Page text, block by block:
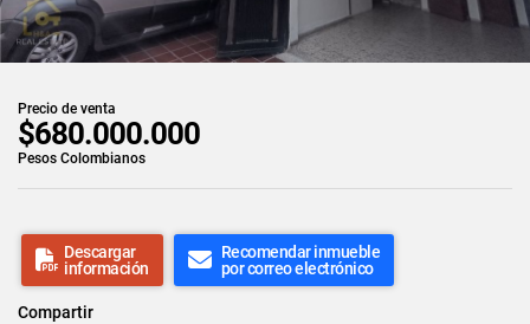
Precio de venta
$680.000.000
Pesos Colombianos
Descargar
información
Recomendar inmueble
por correo electrónico
Compartir